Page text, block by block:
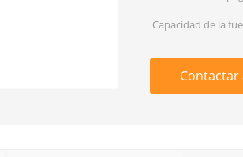
Capacidad de la
Contactar